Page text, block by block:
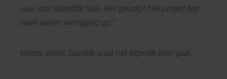
was voor dezelfde taak. Het gevolg? Het project liep
twee weken vertraging op.”
Ineens wordt duidelijk waar het eigenlijk over gaat.